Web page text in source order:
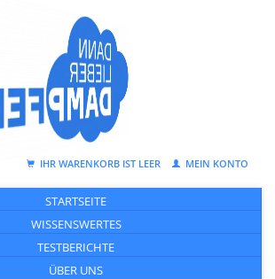
IHR WARENKORB IST LEER MEIN KONTO
STARTSEITE
WISSENSWERTES
TESTBERICHTE
ÜBER UNS